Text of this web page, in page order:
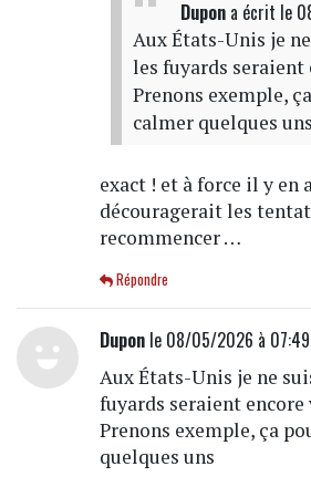
Dupona écrit le
Aux États-Unis je
les fuyards seraient
Prenons exemple,
calmer quelques uns
exact ! et à force il y en
découragerait les
recommencer …
Répondre
Duponle 08/05/2026 à 07:49
Aux États-Unis je ne
fuyards seraient encore
Prenons exemple, ça
quelques uns